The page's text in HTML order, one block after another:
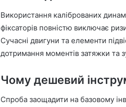
Використання каліброваних
фіксаторів повністю виключає
Сучасні двигуни та елементи
дотримання моментів затяжки та
Чому дешевий
Спроба заощадити на базовому